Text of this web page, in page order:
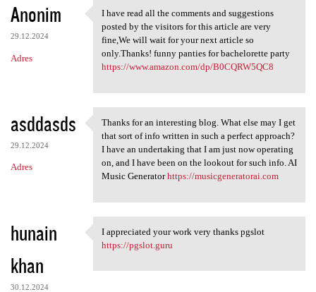
Anonim
29.12.2024
Adres
I have read all the comments
I have read all the comments and suggestions
posted by the visitors for this article are very
fine,We will wait for your next article so
only.Thanks! funny panties for bachelorette party
https://www.amazon.com/dp/B0CQRW5QC8
asddasds
29.12.2024
Adres
Thanks for an interesting
Thanks for an interesting blog. What else may I get
that sort of info written in such a perfect approach?
I have an undertaking that I am just now operating
on, and I have been on the lookout for such info. AI
Music Generatorhttps://musicgeneratorai.com
hunain
khan
30.12.2024
I appreciated your work very
I appreciated your work very thanks pgslot
https://pgslot.guru